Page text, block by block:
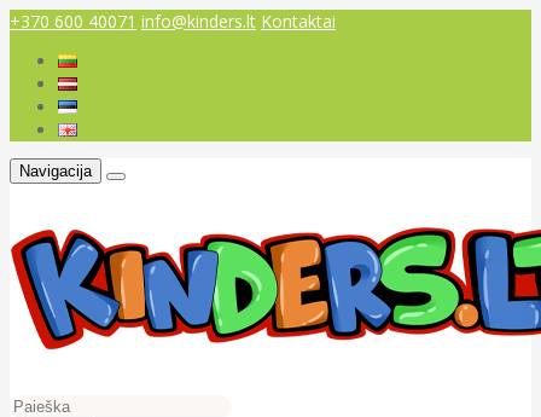
+370 600 40071 info@kinders.lt Kontaktai
Navigacija